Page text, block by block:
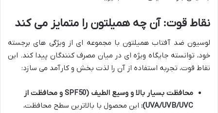
نقاط قوت: آن چه همیلتون را متمایز می کند
لوسیون ضد آفتاب همیلتون با مجموعه ای از ویژگی های برجسته
خود، توانسته جایگاه ویژه ای در میان مصرف کنندگان پیدا کند. این
نقاط قوت، تجربه استفاده از آن را لذت بخش و کارآمد می سازد:
محافظت بسیار بالا و وسیع الطیف (SPF50 و محافظت از
UVA/UVB/UVC):
این محصول با بالاترین سطح محافظت،